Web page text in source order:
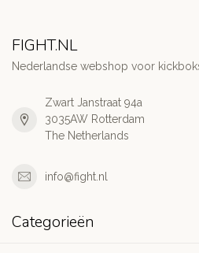
FIGHT.NL
Nederlandse webshop voor
Zwart Janstraat 94a
3035AW Rotterdam
The Netherlands
info@fight.nl
Categorieën